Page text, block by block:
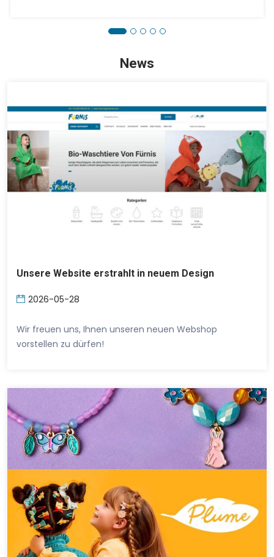
News
Unsere Website erstrahlt in neuem Design
2026-05-28
Wir freuen uns, Ihnen unseren neuen Webshop
vorstellen zu dürfen!